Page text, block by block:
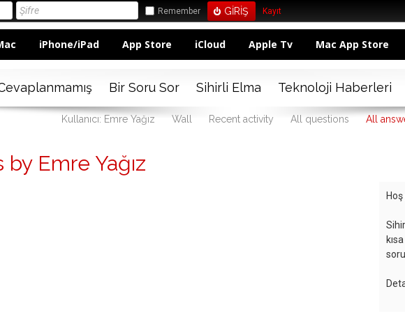
Remember Kayıt
iPhone/iPad App Store iCloud Apple Tv Mac App Store
Bir Soru Sor Sihirli Elma Teknoloji Haberleri
Kullanıcı: Emre Yağız Wall Recent activity All questions All
Emre Yağız